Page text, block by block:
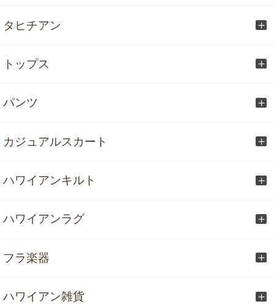
タヒチアン
トップス
パンツ
カジュアルスカート
ハワイアンキルト
ハワイアンラグ
フラ楽器
ハワイアン雑貨